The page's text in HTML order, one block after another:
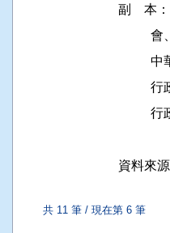
副    本
資料來源
共 11 筆 / 現在第 6 筆